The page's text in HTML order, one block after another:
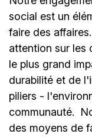
social est un
faire des
attention sur les
le plus grand
durabilité et de
piliers -
communauté.
des moyens de